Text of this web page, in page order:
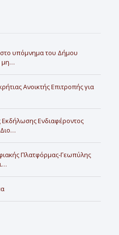
υπόμνημα του Δήμου
μη…
Ανοικτής Επιτροπής για
Ενδιαφέροντος
Πλατφόρμας-Γεωπύλης